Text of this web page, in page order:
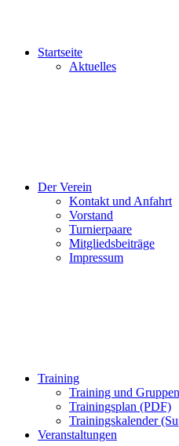
Startseite
Aktuelles
Der Verein
Kontakt und Anfahrt
Vorstand
Turnierpaare
Mitgliedsbeiträge
Impressum
Training
Training und Gruppen
Trainingsplan (PDF)
Trainingskalender
Veranstaltungen